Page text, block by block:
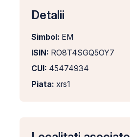
Detalii
Simbol: EM
ISIN: RO8T4SGQ5OY7
CUI: 45474934
Piata: xrs1